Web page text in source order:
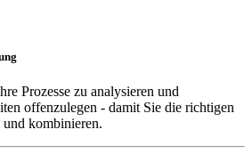
Prozesse zu analysieren und
offenzulegen - damit Sie die richtigen
kombinieren.